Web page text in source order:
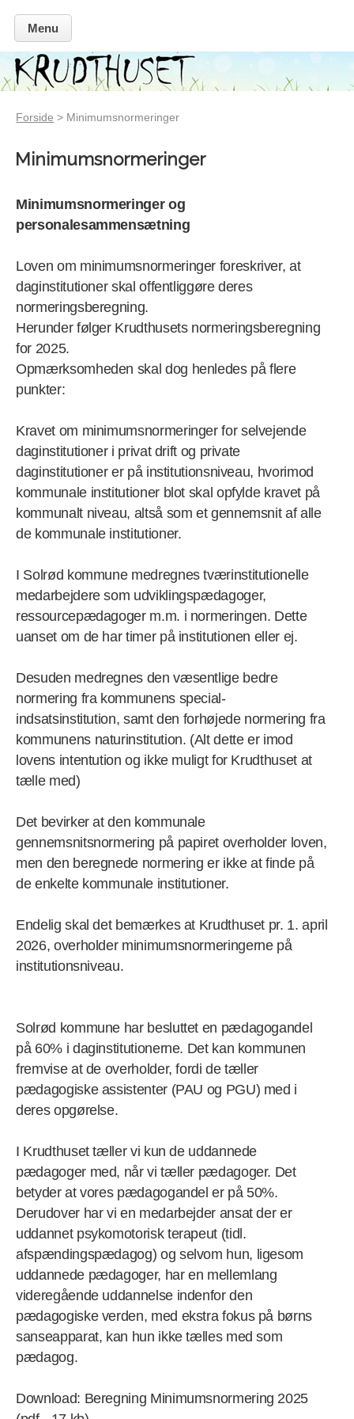
Menu
Forside > Minimumsnormeringer
Minimumsnormeringer
Minimumsnormeringer og
personalesammensætning
Loven om minimumsnormeringer foreskriver, at
daginstitutioner skal offentliggøre deres
normeringsberegning.
Herunder følger Krudthusets normeringsberegning
for 2025.
Opmærksomheden skal dog henledes på flere
punkter:
Kravet om minimumsnormeringer for selvejende
daginstitutioner i privat drift og private
daginstitutioner er på institutionsniveau, hvorimod
kommunale institutioner blot skal opfylde kravet på
kommunalt niveau, altså som et gennemsnit af alle
de kommunale institutioner.
I Solrød kommune medregnes tværinstitutionelle
medarbejdere som udviklingspædagoger,
ressourcepædagoger m.m. i normeringen. Dette
uanset om de har timer på institutionen eller ej.
Desuden medregnes den væsentlige bedre
normering fra kommunens special-
indsatsinstitution, samt den forhøjede normering fra
kommunens naturinstitution. (Alt dette er imod
lovens intentution og ikke muligt for Krudthuset at
tælle med)
Det bevirker at den kommunale
gennemsnitsnormering på papiret overholder loven,
men den beregnede normering er ikke at finde på
de enkelte kommunale institutioner.
Endelig skal det bemærkes at Krudthuset pr. 1. april
2026, overholder minimumsnormeringerne på
institutionsniveau.
Solrød kommune har besluttet en pædagogandel
på 60% i daginstitutionerne. Det kan kommunen
fremvise at de overholder, fordi de tæller
pædagogiske assistenter (PAU og PGU) med i
deres opgørelse.
I Krudthuset tæller vi kun de uddannede
pædagoger med, når vi tæller pædagoger. Det
betyder at vores pædagogandel er på 50%.
Derudover har vi en medarbejder ansat der er
uddannet psykomotorisk terapeut (tidl.
afspændingspædagog) og selvom hun, ligesom
uddannede pædagoger, har en mellemlang
videregående uddannelse indenfor den
pædagogiske verden, med ekstra fokus på børns
sanseapparat, kan hun ikke tælles med som
pædagog.
Download: Beregning Minimumsnormering 2025